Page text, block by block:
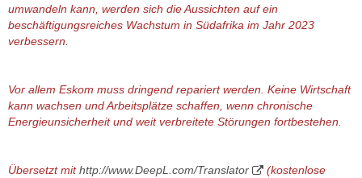
umwandeln kann, werden sich die Aussichten auf ein
beschäftigungsreiches Wachstum in Südafrika im Jahr 2023
verbessern.
Vor allem Eskom muss dringend repariert werden. Keine Wirtschaft
kann wachsen und Arbeitsplätze schaffen, wenn chronische
Energieunsicherheit und weit verbreitete Störungen fortbestehen.
Übersetzt mithttp://www.DeepL.com/Translator
(kostenlose